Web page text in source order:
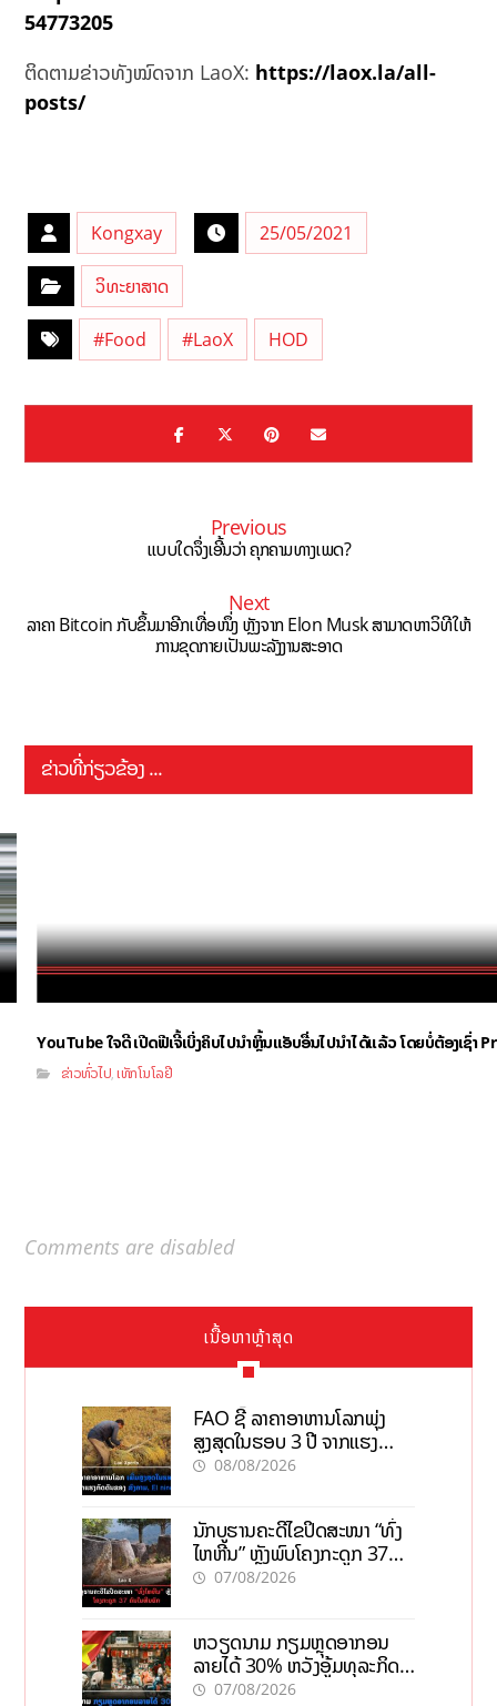
54773205
ຕິດຕາມຂ່າວທັງໝົດຈາກ LaoX: https://laox.la/all-
posts/
Kongxay 25/05/2021
ວິທະຍາສາດ
#Food #LaoX HOD
Previous
ແບບໃດຈຶ່ງເອີ້ນວ່າ ຄຸກຄາມທາງເພດ?
Next
ລາຄາ Bitcoin ກັບຂຶ້ນມາອີກເທື່ອໜຶ່ງ ຫຼັງຈາກ Elon Musk ສາມາດຫາວິທີໃຫ້
ການຂຸດກາຍເປັນພະລັງງານສະອາດ
ຂ່າວທີ່ກ່ຽວຂ້ອງ ...
YouTube ໃຈດີ ເປີດຟີເຈີ້ເບິ່ງຄິບໄປນຳຫຼິ້ນແອັບອື່ນໄປນຳໄດ້ແລ້ວ ໂດຍບໍ່ຕ້ອງເຊົ່າ
ຂ່າວທົ່ວໄປ,ເທັກໂນໂລຢີ
Comments are disabled
ເນື້ອຫາຫຼ້າສຸດ
FAO ຊີ້ ລາຄາອາຫານໂລກພຸ່ງ
ສູງສຸດໃນຮອບ 3 ປີ ຈາກແຮງ
ກົດດັນຂອງສົງຄາມ, El nino
08/08/2026
ນັກບູຮານຄະດີໄຂປິດສະໜາ “ທົ່ງ
ໄຫຫີນ” ຫຼັງພົບໂຄງກະດູກ 37
ຄົນໃນຫີນຍັກ
07/08/2026
ຫວຽດນາມ ກຽມຫຼຸດອາກອນ
ລາຍໄດ້ 30% ຫວັງອູ້ມທຸລະກິດ
ຂະໜາດນ້ອຍ ແລະ ຈຸນລະ
07/08/2026